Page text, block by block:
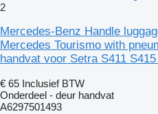
2
Mercedes-Benz Handle
Mercedes Tourismo with
handvat voor Setra S411
€ 65 Inclusief BTW
Onderdeel - deur handvat
A6297501493